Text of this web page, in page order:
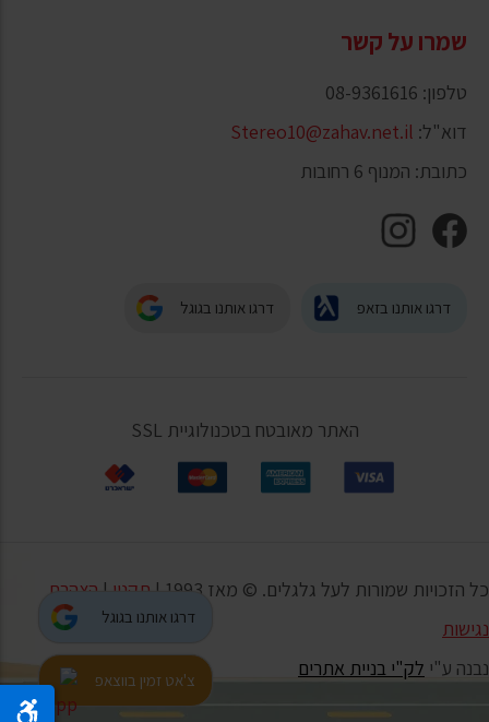
שמרו על קשר
טלפון: 08-9361616
דוא"ל: Stereo10@zahav.net.il
כתובת: המנוף 6 רחובות
דרגו אותנו בזאפ דרגו אותנו בגוגל
דרגו אותנו בגוגל
צ'אט זמין בווצאפ
האתר מאובטח בטכנולוגיית SSL
כל הזכויות שמורות לעל גלגלים. © מאז 1993 | תקנון | הצהרת
נגישות
נבנה ע"י לק"י בניית אתרים